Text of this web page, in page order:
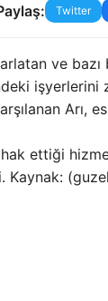
Twitter
ve
işyerlerini
Arı,
ettiği